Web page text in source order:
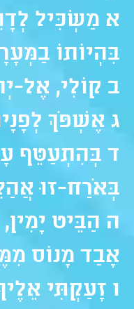
א מַשְׂכִּיל
בִּהְיוֹתוֹ
ב קוֹלִי, אֶל-
ג אֶשְׁפֹּךְ
ד בְּהִתְעַטֵּף
בְּאֹרַח-זוּ
ה הַבֵּיט
אָבַד מָנוֹס
ו זָעַקְתִּי